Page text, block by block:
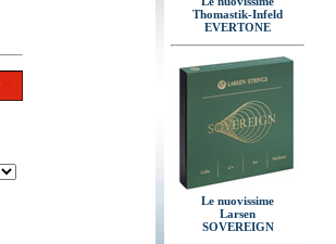
Thomastik-Infeld
EVERTONE
Le nuovissime
Larsen
SOVEREIGN